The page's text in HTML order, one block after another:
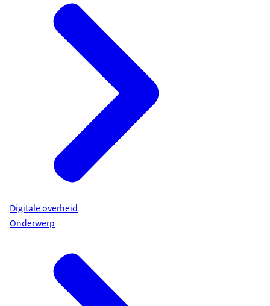
Digitale overheid
Onderwerp